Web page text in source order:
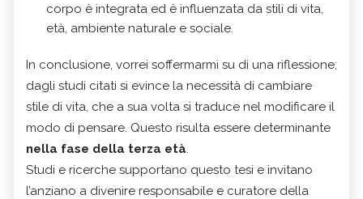
corpo è integrata ed è influenzata da stili di vita,
età, ambiente naturale e sociale.
In conclusione, vorrei soffermarmi su di una riflessione;
dagli studi citati si evince la necessità di cambiare
stile di vita, che a sua volta si traduce nel modificare il
modo di pensare. Questo risulta essere determinante
nella fase della terza età.
Studi e ricerche supportano questo tesi e invitano
l’anziano a divenire responsabile e curatore della